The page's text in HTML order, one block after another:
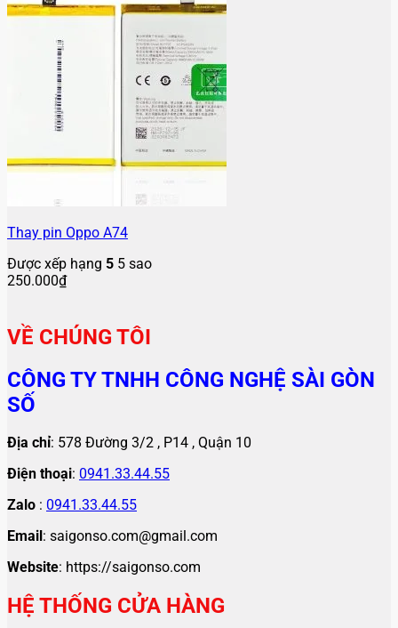
Thay pin Oppo A74
Được xếp hạng 5 5 sao
250.000₫
VỀ CHÚNG TÔI
CÔNG TY TNHH CÔNG NGHỆ SÀI GÒN
SỐ
Địa chỉ: 578 Đường 3/2 , P14 , Quận 10
Điện thoại: 0941.33.44.55
Zalo : 0941.33.44.55
Email : saigonso.com@gmail.com
Website: https://saigonso.com
HỆ THỐNG CỬA HÀNG